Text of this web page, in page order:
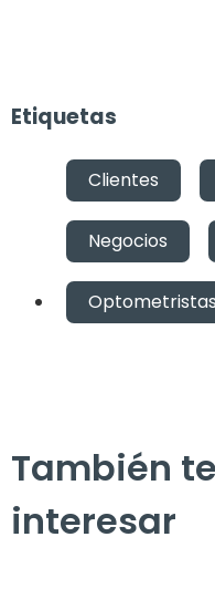
Etiquetas
Clientes
Negocios
Optometristas
También
interesar